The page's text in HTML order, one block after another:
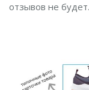
отзывов не будет.